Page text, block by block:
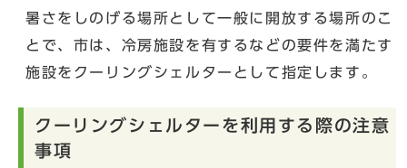
暑さをしのげる場所として一般に開放する場所のこ
とで、市は、冷房施設を有するなどの要件を満たす
施設をクーリングシェルターとして指定します。
クーリングシェルターを利用する際の注意
事項